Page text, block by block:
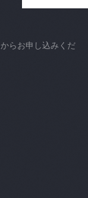
からお申し込みくだ